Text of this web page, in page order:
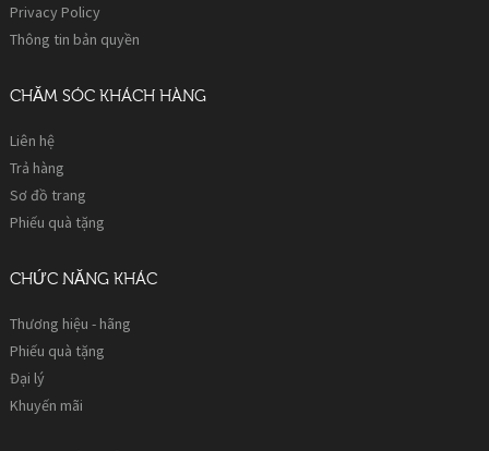
Privacy Policy
Thông tin bản quyền
CHĂM SÓC KHÁCH HÀNG
Liên hệ
Trả hàng
Sơ đồ trang
Phiếu quà tặng
CHỨC NĂNG KHÁC
Thương hiệu - hãng
Phiếu quà tặng
Đại lý
Khuyến mãi